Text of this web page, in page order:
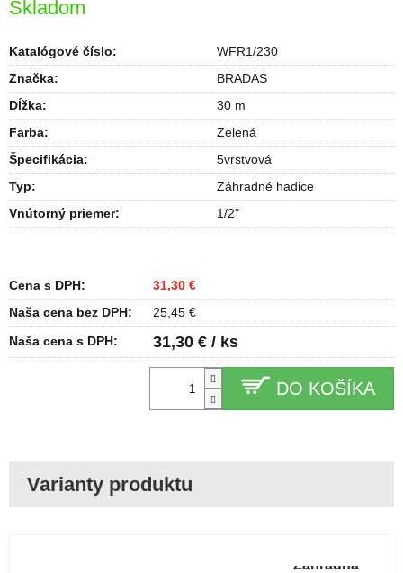
Skladom
DO KOŠÍKA
Katalógové číslo:
WFR1/230
Značka:
BRADAS
Dĺžka:
30 m
Farba:
Zelená
Špecifikácia:
5vrstvová
Typ:
Záhradné hadice
Vnútorný priemer: 1/2"
Cena s DPH:
31,30 €
Naša cena bez DPH:
25,45 €
Naša cena s DPH:
31,30 € / ks
Záhradná